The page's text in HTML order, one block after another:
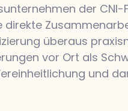
der
direkte
überaus
vor Ort als
und